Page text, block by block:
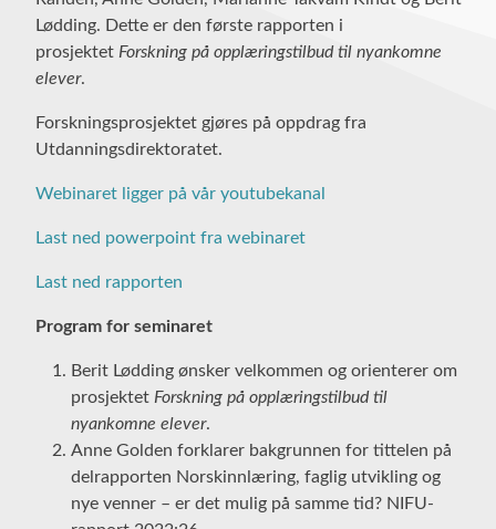
Lødding. Dette er den første rapporten i
prosjektet Forskning på opplæringstilbud til nyankomne
elever.
Forskningsprosjektet gjøres på oppdrag fra
Utdanningsdirektoratet.
Webinaret ligger på vår youtubekanal
Last ned powerpoint fra webinaret
Last ned rapporten
Program for seminaret
Berit Lødding ønsker velkommen og orienterer om
prosjektet Forskning på opplæringstilbud til
nyankomne elever.
Anne Golden forklarer bakgrunnen for tittelen på
delrapporten Norskinnlæring, faglig utvikling og
nye venner – er det mulig på samme tid? NIFU-